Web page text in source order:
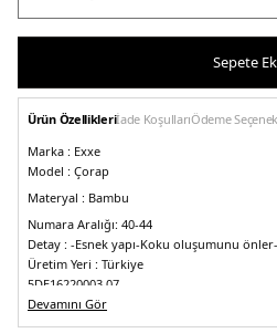
Sepete
Ürün Özellikleriİade KoşullarıÖdeme
Marka : Exxe
Model : Çorap
Materyal : Bambu
Numara Aralığı: 40-44
Detay : -Esnek yapı-Koku oluşumunu önler
Üretim Yeri : Türkiye
5DE16220003.07
Devamını Gör